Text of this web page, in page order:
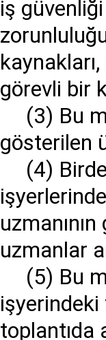
iş güvenliği
görevli bir
(3) Bu
gösterilen
(4)
uzmanlar
(5) Bu
işyerindeki
toplantıda